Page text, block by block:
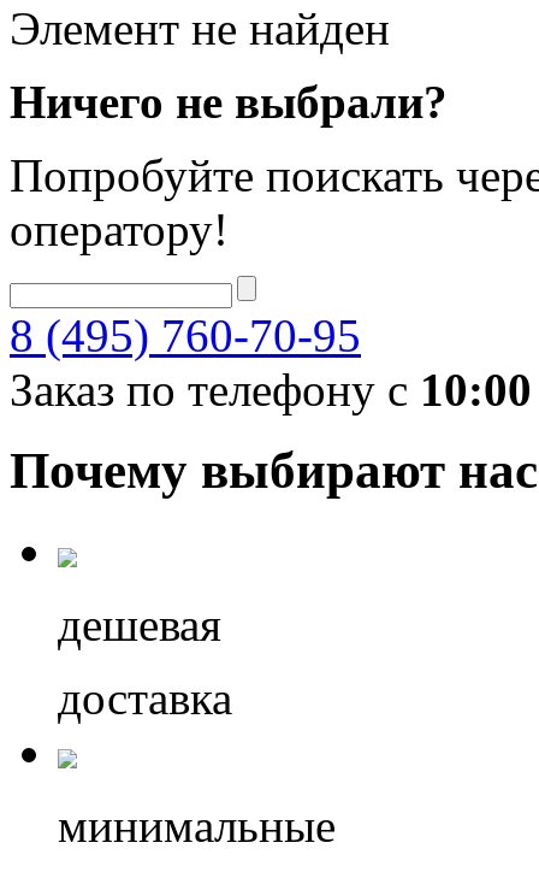
Элемент не найден
Ничего не выбрали?
Попробуйте поискать
оператору!
8 (495) 760-70-95
Заказ по телефону с 10:00
Почему выбирают нас
дешевая
доставка
минимальные